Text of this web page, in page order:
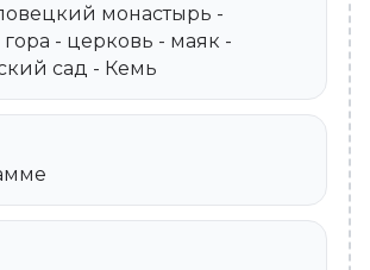
монастырь -
- церковь - маяк -
сад - Кемь